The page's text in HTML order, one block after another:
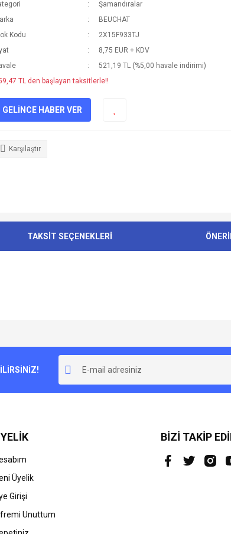
Şamandıralar
BEUCHAT
Kodu
2X15F933TJ
8,75 EUR + KDV
521,19 TL (%5,00 havale indirimi)
TL den başlayan taksitlerle!!
GELİNCE HABER VER
Karşılaştır
TAKSİT SEÇENEKLERİ
Üyelik
Girişi
Unuttum
BİZİ TAKİP